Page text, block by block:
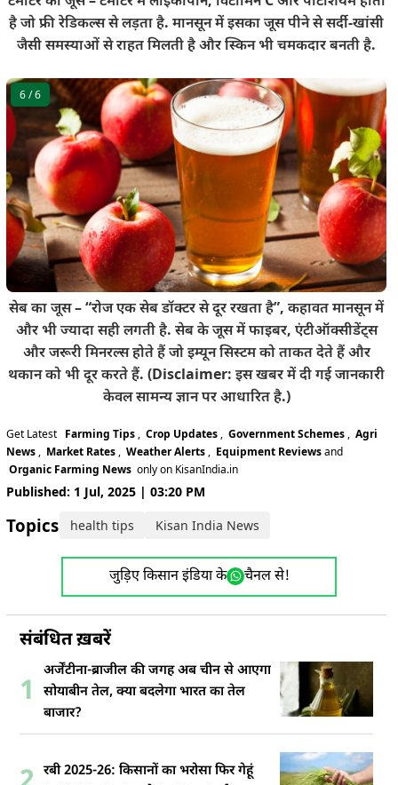
है जो फ्री रेडिकल्स से लड़ता है. मानसून में इसका जूस पीने से सर्दी-खांसी
जैसी समस्याओं से राहत मिलती है और स्किन भी चमकदार बनती है.
6/ 6
सेब का जूस – “रोज एक सेब डॉक्टर से दूर रखता है”, कहावत मानसून में
और भी ज्यादा सही लगती है. सेब के जूस में फाइबर, एंटीऑक्सीडेंट्स
और जरूरी मिनरल्स होते हैं जो इम्यून सिस्टम को ताकत देते हैं और
थकान को भी दूर करते हैं. (Disclaimer: इस खबर में दी गई जानकारी
केवल सामन्य ज्ञान पर आधारित है.)
Get Latest Farming Tips , Crop Updates , Government Schemes , Agri
News , Market Rates , Weather Alerts , Equipment Reviewsand
Organic Farming News only on KisanIndia.in
Published: 1 Jul, 2025 | 03:20 PM
Topics: health tips Kisan India News
जुड़िए किसान इंडिया के चैनल से!
संबंधित ख़बरें
1
अर्जेंटीना-ब्राजील की जगह अब चीन से आएगा
सोयाबीन तेल, क्या बदलेगा भारत का तेल
बाजार?
रबी 2025-26: किसानों का भरोसा फिर गेहूं